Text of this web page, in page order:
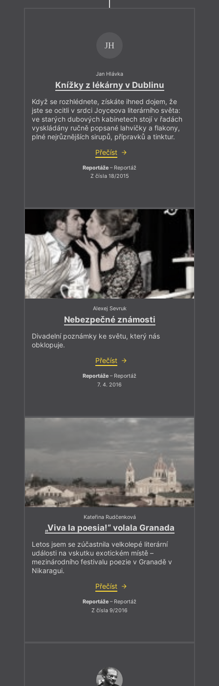
JH
Jan Hlávka
Knížky z lékárny v Dublinu
Když se rozhlédnete, získáte ihned dojem, že
jste se ocitli v srdci Joyceova literárního světa:
ve starých dubových kabinetech stojí v řadách
vyskládány ručně popsané lahvičky a flakony,
plné nejrůznějších sirupů, přípravků a tinktur.
Přečíst
Reportáže – Reportáž
Z čísla 18/2015
Alexej Sevruk
Nebezpečné známosti
Divadelní poznámky ke světu, který nás
obklopuje.
Přečíst
Reportáže – Reportáž
7. 4. 2016
Kateřina Rudčenková
„Viva la poesia!“ volala Granada
Letos jsem se zúčastnila velkolepé literární
události na vskutku exotickém místě –
mezinárodního festivalu poezie v Granadě v
Nikaragui.
Přečíst
Reportáže – Reportáž
Z čísla 9/2016